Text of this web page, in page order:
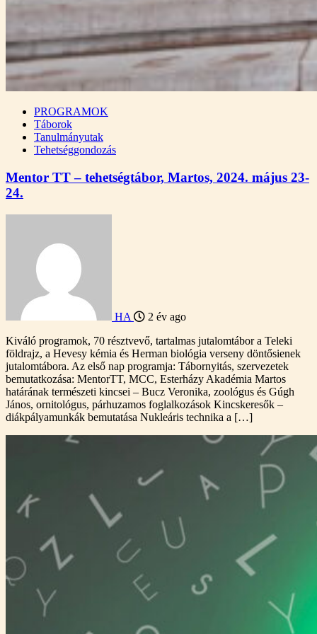
PROGRAMOK
Táborok
Tanulmányutak
Tehetséggondozás
Mentor TT – tehetségtábor, Martos, 2024. május 23-
24.
HA
2 év ago
Kiváló programok, 70 résztvevő, tartalmas jutalomtábor a Teleki
földrajz, a Hevesy kémia és Herman biológia verseny döntősienek
jutalomtábora. Az első nap programja: Tábornyitás, szervezetek
bemutatkozása: MentorTT, MCC, Esterházy Akadémia Martos
határának természeti kincsei – Bucz Veronika, zoológus és Gúgh
János, ornitológus, párhuzamos foglalkozások Kincskeresők –
diákpályamunkák bemutatása Nukleáris technika a […]